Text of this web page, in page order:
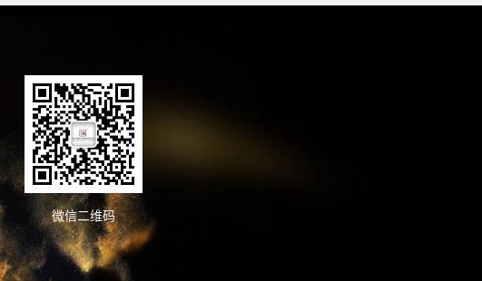
微信二维码